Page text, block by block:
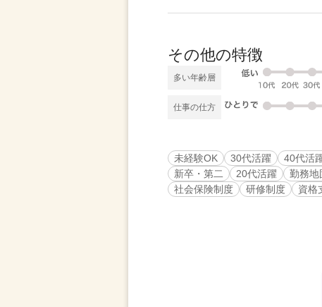
その他の特徴
多い年齢層
仕事の仕方
未経験OK 30代活躍 40代活
新卒・第二
20代活躍 勤務地
社会保険制度
研修制度 資格